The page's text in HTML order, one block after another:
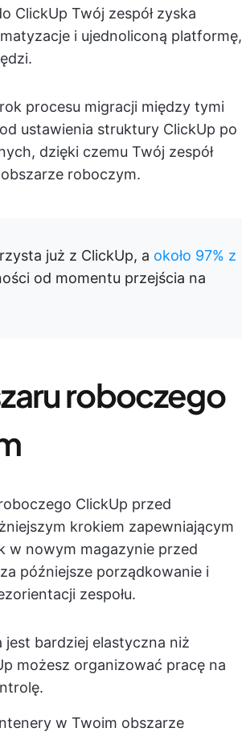
ClickUp Twój zespół zyska
i ujednoliconą platformę,
procesu migracji między tymi
ustawienia struktury ClickUp po
dzięki czemu Twój zespół
roboczym.
już z ClickUp, a około 97% z
od momentu przejścia na
roboczego
ClickUp przed
krokiem zapewniającym
w nowym magazynie przed
późniejsze porządkowanie i
zespołu.
jest bardziej elastyczna niż
możesz organizować pracę na
w Twoim obszarze